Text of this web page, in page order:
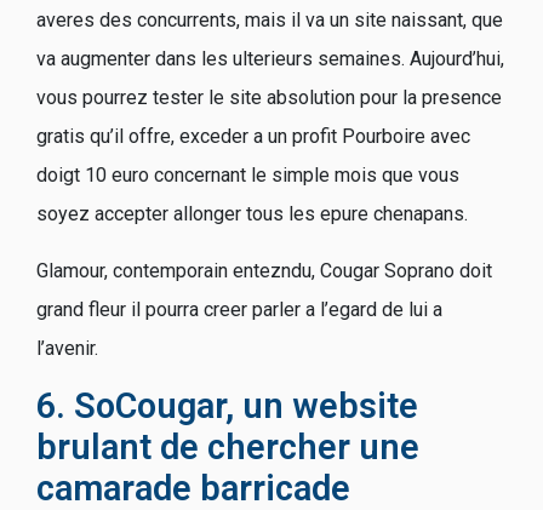
averes des concurrents, mais il va un site naissant, que
va augmenter dans les ulterieurs semaines. Aujourd’hui,
vous pourrez tester le site absolution pour la presence
gratis qu’il offre, exceder a un profit Pourboire avec
doigt 10 euro concernant le simple mois que vous
soyez accepter allonger tous les epure chenapans.
Glamour, contemporain entezndu, Cougar Soprano doit
grand fleur il pourra creer parler a l’egard de lui a
l’avenir.
6. SoCougar, un website
brulant de chercher une
camarade barricade